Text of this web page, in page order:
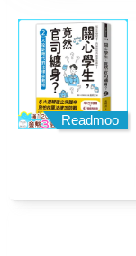
Readmoo